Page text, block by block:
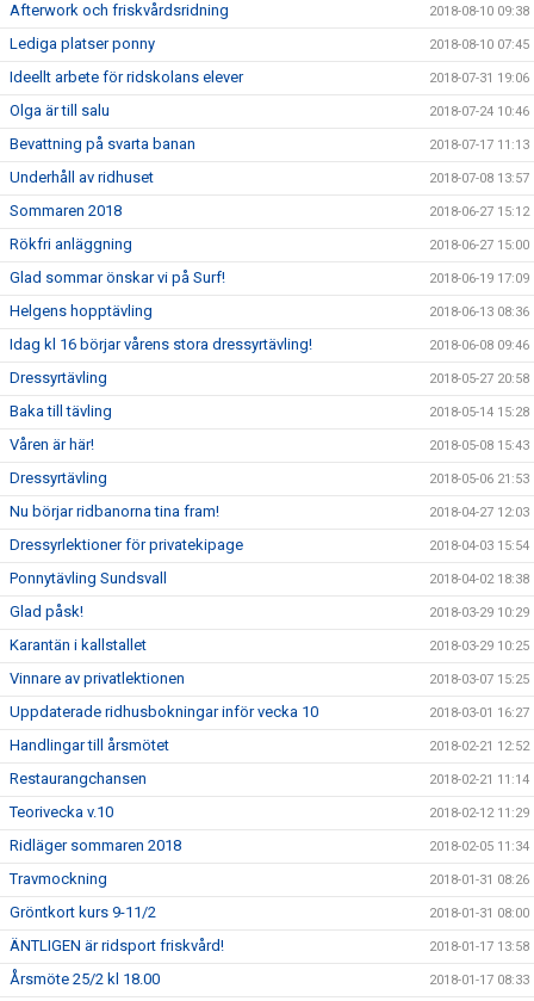
Afterwork och friskvårdsridning 2018-08-10 09:38
Lediga platser ponny 2018-08-10 07:45
Ideellt arbete för ridskolans elever 2018-07-31 19:06
Olga är till salu 2018-07-24 10:46
Bevattning på svarta banan 2018-07-17 11:13
Underhåll av ridhuset 2018-07-08 13:57
Sommaren 2018 2018-06-27 15:12
Rökfri anläggning 2018-06-27 15:00
Glad sommar önskar vi på Surf! 2018-06-19 17:09
Helgens hopptävling 2018-06-13 08:36
Idag kl 16 börjar vårens stora dressyrtävling! 2018-06-08 09:46
Dressyrtävling 2018-05-27 20:58
Baka till tävling 2018-05-14 15:28
Våren är här! 2018-05-08 15:43
Dressyrtävling 2018-05-06 21:53
Nu börjar ridbanorna tina fram! 2018-04-27 12:03
Dressyrlektioner för privatekipage 2018-04-03 15:54
Ponnytävling Sundsvall 2018-04-02 18:38
Glad påsk! 2018-03-29 10:29
Karantän i kallstallet 2018-03-29 10:25
Vinnare av privatlektionen 2018-03-07 15:25
Uppdaterade ridhusbokningar inför vecka 10 2018-03-01 16:27
Handlingar till årsmötet 2018-02-21 12:52
Restaurangchansen 2018-02-21 11:14
Teorivecka v.10 2018-02-12 11:29
Ridläger sommaren 2018 2018-02-05 11:34
Travmockning 2018-01-31 08:26
Gröntkort kurs 9-11/2 2018-01-31 08:00
ÄNTLIGEN är ridsport friskvård! 2018-01-17 13:58
Årsmöte 25/2 kl 18.00 2018-01-17 08:33